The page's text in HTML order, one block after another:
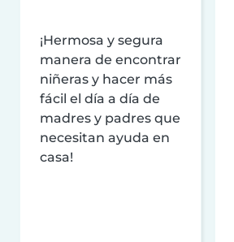
¡Hermosa y segura
manera de encontrar
niñeras y hacer más
fácil el día a día de
madres y padres que
necesitan ayuda en
casa!